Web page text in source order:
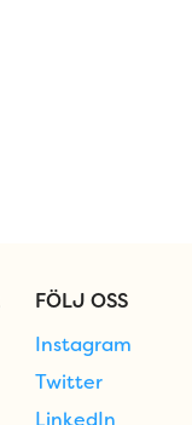
FÖLJ OSS
Instagram
Twitter
LinkedIn